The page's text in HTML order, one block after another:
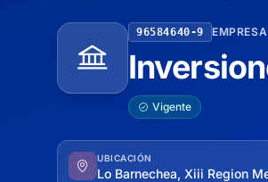
96584640-9
Vigente
UBICACIÓN
Lo Barnechea, Xiii Region